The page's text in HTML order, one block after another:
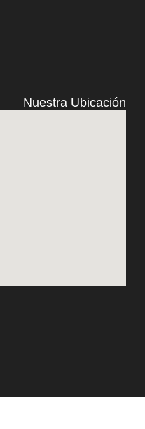
Nuestra Ubicación